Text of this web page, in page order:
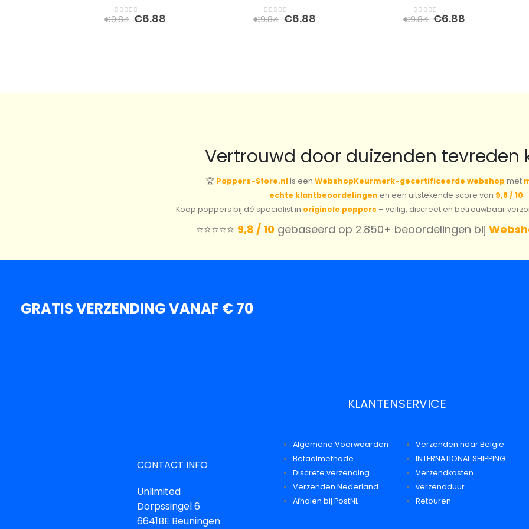
0out of 5
€9.84 Oorspronkelijke
€6.88 0out of 5
€9.84 Oorspronkelijke
€6.88Huidige 0out of 5
€9.84 Oorspronkelijke
€6.88Huidige
Vertrouwd door duizenden tevreden
🏆 Poppers-Store.nlis een WebshopKeurmerk-gecertificeerde webshopmet
echte klantbeoordelingen en een uitstekende score van 9,8 / 10.
Koop poppers bij dé specialist in originele poppers – veilig, discreet en betrouwbaar
⭐️⭐️⭐️⭐️⭐️ 9,8 / 10gebaseerd op 2.850+ beoordelingen bij
GRATIS VERZENDING VANAF € 70
KLANTENSERVICE
CONTACT INFO
Unlimited
Dorpssingel 6
6641BE Beuningen
Algemene Voorwaarden
Betaalmethode
Discrete verzending
Verzenden Nederland
Afhalen bij PostNL
Verzenden naar Belgie
INTERNATIONAL SHIPPING
Verzendkosten
verzendduur
Retouren